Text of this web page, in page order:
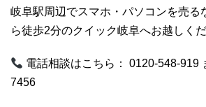
岐阜駅周辺でスマホ・パソコンを売る
ら徒歩2分のクイック岐阜へお越しくだ
電話相談はこちら： 0120-548-919
7456